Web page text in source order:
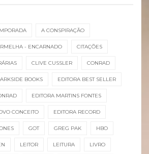
A CONSPIRAÇÃO
- ENCARNADO CITAÇÕES
CLIVE CUSSLER CONRAD
BOOKS EDITORA BEST SELLER
EDITORA MARTINS FONTES
CONCEITO EDITORA RECORD
GOT GREG PAK HBO
LEITOR LEITURA LIVRO